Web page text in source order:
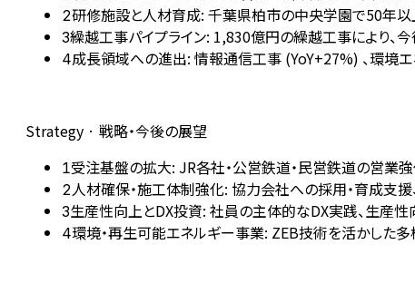
2研修施設と人材育成: 千葉県柏市の中央学園で50年以
3繰越工事パイプライン: 1,830億円の繰越工事により、
4成長領域への進出: 情報通信工事 (YoY+27%) 、環境
Strategy · 戦略・今後の展望
1受注基盤の拡大: JR各社・公営鉄道・民営鉄道の営業
2人材確保・施工体制強化: 協力会社への採用・育成支援
3生産性向上とDX投資: 社員の主体的なDX実践、生産性
4環境・再生可能エネルギー事業: ZEB技術を活かした